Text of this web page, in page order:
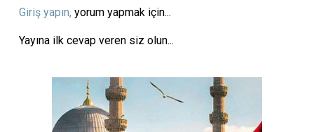
Giriş yapın, yorum yapmak için...
Yayına ilk cevap veren siz olun...